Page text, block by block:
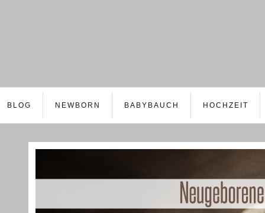
BLOG NEWBORN BABYBAUCH HOCHZEIT